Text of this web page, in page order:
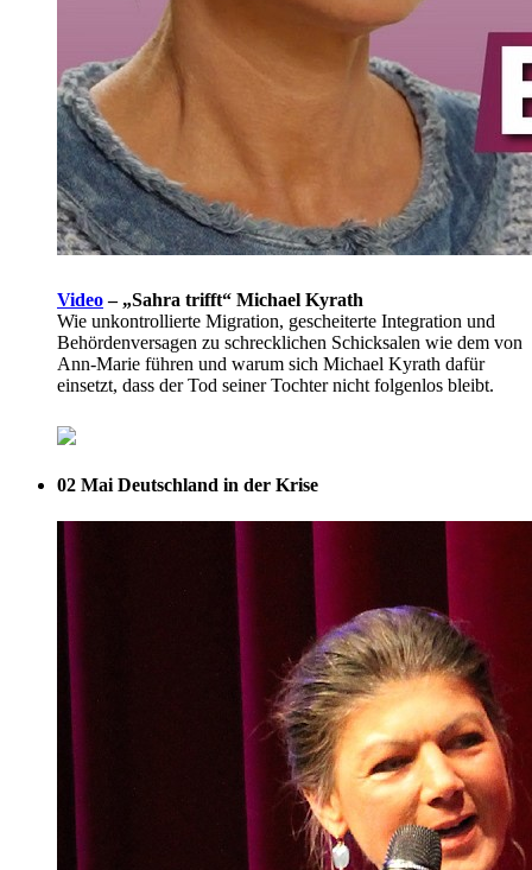
Video– „Sahra trifft“ Michael Kyrath
Wie unkontrollierte Migration, gescheiterte Integration und
Behördenversagen zu schrecklichen Schicksalen wie dem von
Ann-Marie führen und warum sich Michael Kyrath dafür
einsetzt, dass der Tod seiner Tochter nicht folgenlos bleibt.
02 Mai Deutschland in der Krise